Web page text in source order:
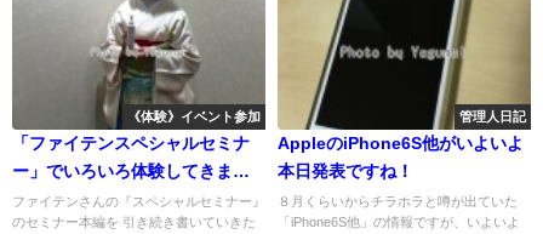
《体験》イベント参加
「ファイテンスペシャルセミナ
ー」でいろいろ体験してきまし
た(芸妓 ふく恵さん編)
ファイテンさんの『スペシャルセミナー』
のセミナー本編を 引き続き書いていきた
管理人日記
AppleのiPhone6S他がいよいよ
本日発表ですね！
８月くらいからチラホラと噂が出ていた
「iPhone6S他」の情報ですが、いよいよ